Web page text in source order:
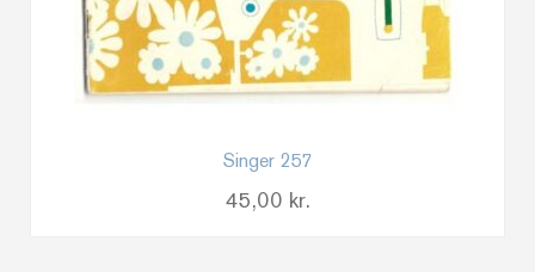
Singer 257
45,00 kr.